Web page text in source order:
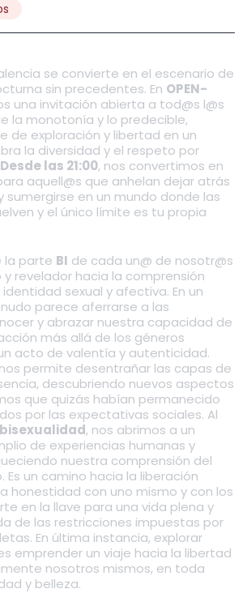
se convierte en el escenario de
sin precedentes. En OPEN-
una invitación abierta a tod@s l@s
la monotonía y lo predecible,
de exploración y libertad en un
la diversidad y el respeto por
Desde las 21:00, nos convertimos en
aquell@s que anhelan dejar atrás
sumergirse en un mundo donde las
y el único límite es tu propia
la parte BI de cada un@ de nosotr@s
y revelador hacia la comprensión
sexual y afectiva. En un
parece aferrarse a las
y abrazar nuestra capacidad de
más allá de los géneros
acto de valentía y autenticidad.
permite desentrañar las capas de
descubriendo nuevos aspectos
que quizás habían permanecido
por las expectativas sociales. Al
bisexualidad, nos abrimos a un
de experiencias humanas y
nuestra comprensión del
Es un camino hacia la liberación
honestidad con uno mismo y con los
en la llave para una vida plena y
de las restricciones impuestas por
En última instancia, explorar
emprender un viaje hacia la libertad
nosotros mismos, en toda
y belleza.